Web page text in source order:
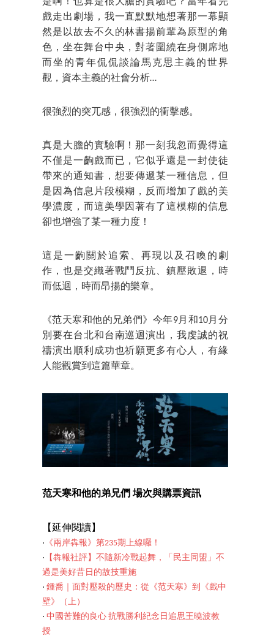
戲走出劇場，我一直默默地想著那一幕顯
然是以故去不久的林書揚前輩為原型的角
色，坐在舞台中央，對著圍繞在身側席地
而坐的青年侃侃談論馬克思主義的世界
觀，資本主義的社會分析…
很強烈的突兀感，很強烈的衝擊感。
真是大膽的實驗啊！那一刻我忽而覺得這
不僅是一齣戲而已，它似乎還是一封使徒
帶來的通知書，想要傳遞某一種信息，但
是因為信息片段模糊，反而增加了戲的美
學濃度，而這美學因著有了這模糊的信息
卻也增強了某一種力度！
這是一齣關於追索、再現以及召喚的劇
作，也是交織著戰鬥反抗、鎮壓敗退，時
而低迴，時而昂揚的樂章。
《范天寒和他的兄弟們》今年9月和10月分
別要在台北和台南巡迴演出，我虔誠的祝
禱演出順利成功也祈願更多有心人，有緣
人能觀賞到這篇華章。
范天寒和他的弟兄們 場次與購票資訊
【延伸閱讀】
‧ 《兩岸犇報》第235期上線囉！
‧ 【犇報社評】不隨新冷戰起舞，「民主同盟」不
過是美好昔日的故技重施
‧ 鍾喬｜面對壓殺的歷史：從《范天寒》到《戲中
壁》（上）
‧ 中國苦難的良心 抗戰勝利紀念日追思王曉波教
授